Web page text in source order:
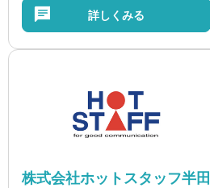
詳しくみる
株式会社ホットスタッフ半田